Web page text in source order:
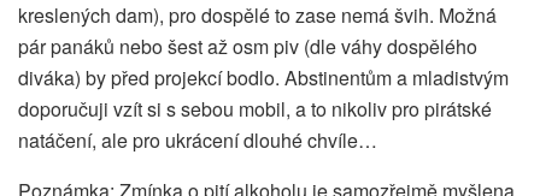
kreslených dam), pro dospělé to zase nemá švih. Možná
pár panáků nebo šest až osm piv (dle váhy dospělého
diváka) by před projekcí bodlo. Abstinentům a mladistvým
doporučuji vzít si s sebou mobil, a to nikoliv pro pirátské
natáčení, ale pro ukrácení dlouhé chvíle…